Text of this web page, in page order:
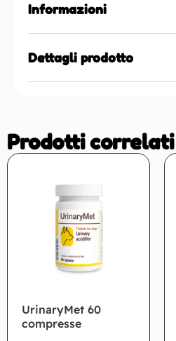
Informazioni
Dettagli prodotto
Prodotti correlati
UrinaryMet 60
compresse